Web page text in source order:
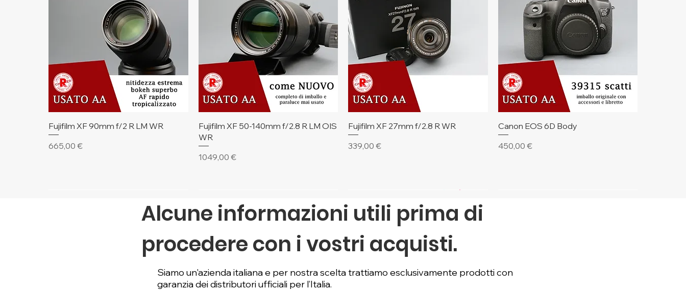
Alcune informazioni utili prima di
procedere con i vostri acquisti.
Siamo un'azienda italiana e per nostra scelta trattiamo esclusivamente prodotti con
garanzia dei distributori ufficiali per l’Italia.
Vista rapida
Fujifilm XF 90mm f/2 R LM WR
Prezzo
665,00 €
Vista rapida
Fujifilm XF 50-140mm f/2.8 R LM OIS
WR
Prezzo
1049,00 €
Vista rapida
Fujifilm XF 27mm f/2.8 R WR
Prezzo
339,00 €
Vista rapida
Canon EOS 6D Body
Prezzo
450,00 €